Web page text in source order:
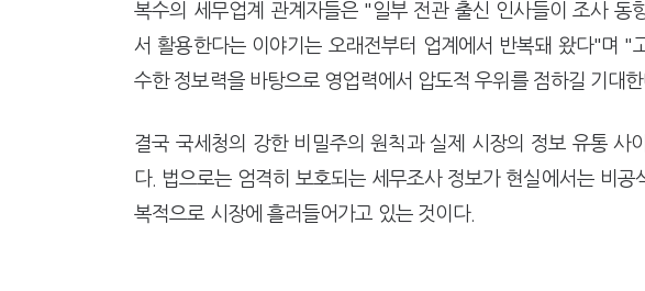
복수의 세무업계 관계자들은 "일부 전관 출신 인사들이 조사 동
서 활용한다는 이야기는 오래전부터 업계에서 반복돼 왔다"며 "
수한 정보력을 바탕으로 영업력에서 압도적 우위를 점하길 기대
결국 국세청의 강한 비밀주의 원칙과 실제 시장의 정보 유통 사
다. 법으로는 엄격히 보호되는 세무조사 정보가 현실에서는 비공
복적으로 시장에 흘러들어가고 있는 것이다.